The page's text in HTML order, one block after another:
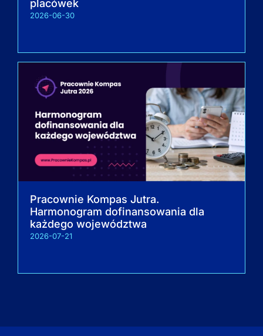
placówek
2026-06-30
Pracownie Kompas Jutra.
Harmonogram dofinansowania dla
każdego województwa
2026-07-21